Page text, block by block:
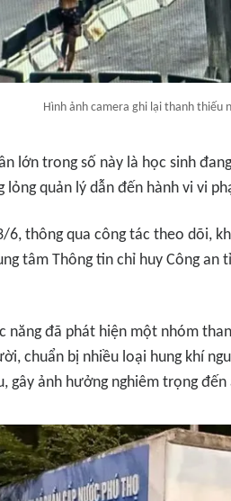
Hình ảnh camera ghi lại thanh thiếu
lớn trong số này là học sinh
lỏng quản lý dẫn đến hành vi vi
6, thông qua công tác theo dõi,
tâm Thông tin chỉ huy Công an
năng đã phát hiện một nhóm
chuẩn bị nhiều loại hung khí
gây ảnh hưởng nghiêm trọng